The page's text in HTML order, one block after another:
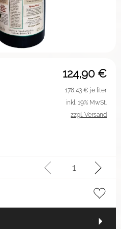
124,90 €
178,43 € je liter
inkl. 19% MwSt.
zzgl. Versand